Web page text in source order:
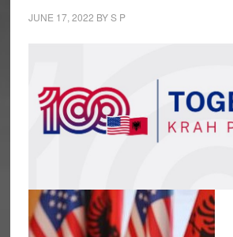
JUNE 17, 2022 BYS P